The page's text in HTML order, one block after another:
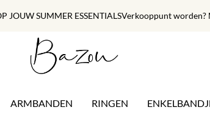
JOUW SUMMER ESSENTIALSVerkooppunt worden?
ARMBANDEN RINGEN